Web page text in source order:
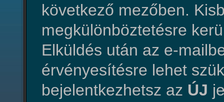
következő mezőben.
megkülönböztetésre
Elküldés után az e-
érvényesítésre lehet
bejelentkezhetsz az ÚJ